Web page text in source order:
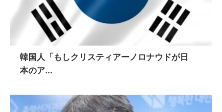
韓国人「もしクリスティアーノロナウドが日
本のア...